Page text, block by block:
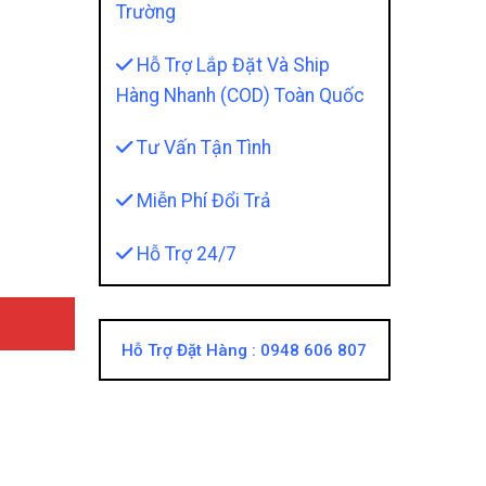
Bật, Thể Hiện Cá Tính Thể Thao quantity
Trường
Hỗ Trợ Lắp Đặt Và Ship
Hàng Nhanh (COD) Toàn Quốc
Tư Vấn Tận Tình
Miễn Phí Đổi Trả
Hỗ Trợ 24/7
Hỗ Trợ Đặt Hàng : 0948 606 807